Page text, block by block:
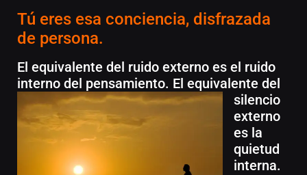
Tú eres esa conciencia, disfrazada
de persona.
El equivalente del ruido externo es el ruido
interno del pensamiento. El equivalente del
silencio
externo
es la
quietud
interna.